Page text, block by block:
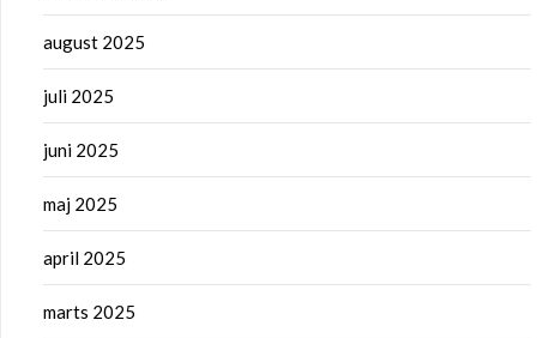
august 2025
juli 2025
juni 2025
maj 2025
april 2025
marts 2025